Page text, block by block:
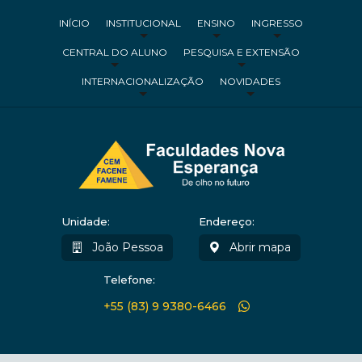
INÍCIO INSTITUCIONAL ENSINO INGRESSO
CENTRAL DO ALUNO PESQUISA E EXTENSÃO
INTERNACIONALIZAÇÃO NOVIDADES
Unidade:
João Pessoa
Endereço:
Abrir mapa
Telefone:
+55 (83) 9 9380-6466